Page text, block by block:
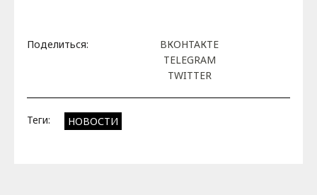
Поделиться:
ВКОНТАКТЕ
TELEGRAM
TWITTER
Теги: НОВОСТИ